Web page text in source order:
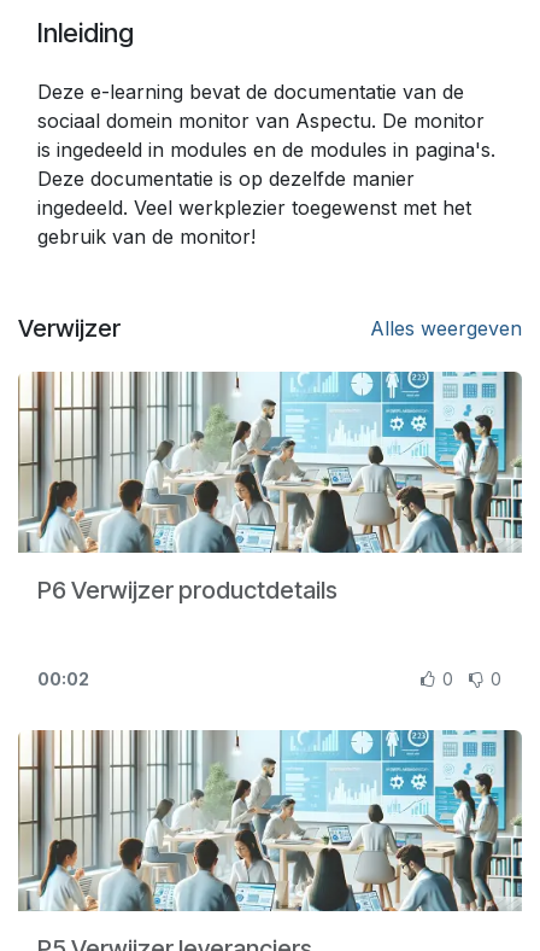
Inleiding
Deze e-learning bevat de documentatie van de
sociaal domein monitor van Aspectu. De monitor
is ingedeeld in modules en de modules in pagina's.
Deze documentatie is op dezelfde manier
ingedeeld. Veel werkplezier toegewenst met het
gebruik van de monitor!
Verwijzer Alles weergeven
P6 Verwijzer productdetails
00:02 0 0